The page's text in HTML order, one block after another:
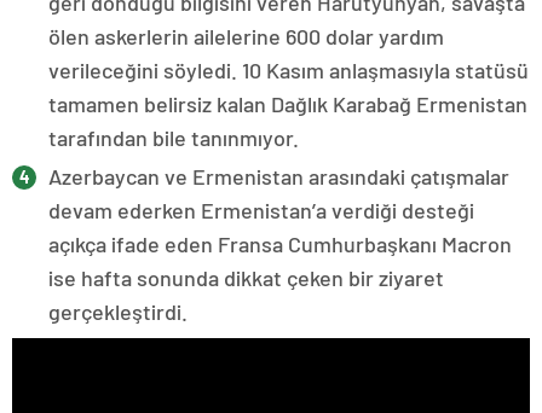
ölen askerlerin ailelerine 600 dolar yardım
verileceğini söyledi. 10 Kasım anlaşmasıyla statüsü
tamamen belirsiz kalan Dağlık Karabağ Ermenistan
tarafından bile tanınmıyor.
Azerbaycan ve Ermenistan arasındaki çatışmalar
devam ederken Ermenistan’a verdiği desteği
açıkça ifade eden Fransa Cumhurbaşkanı Macron
ise hafta sonunda dikkat çeken bir ziyaret
gerçekleştirdi.